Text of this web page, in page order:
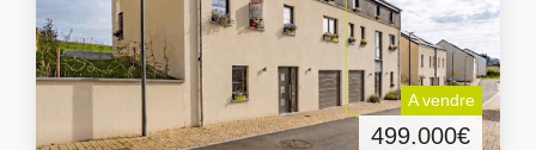
A vendre
499.000€